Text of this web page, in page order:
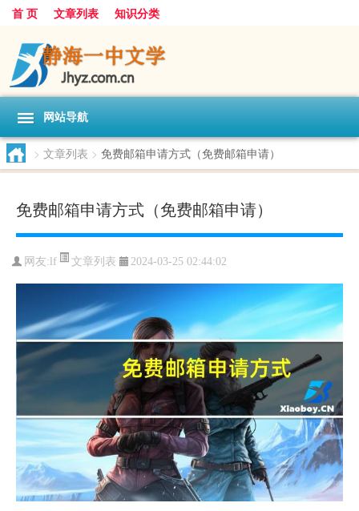
首 页 文章列表 知识分类
网站导航
> 文章列表 > 免费邮箱申请方式（免费邮箱申请）
免费邮箱申请方式（免费邮箱申请）
网友: lf 文章列表 2024-03-25 02:44:02